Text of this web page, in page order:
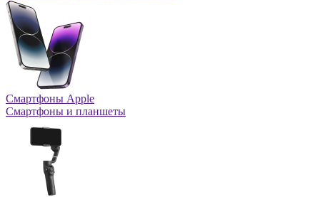
Смартфоны Apple
Смартфоны и планшеты